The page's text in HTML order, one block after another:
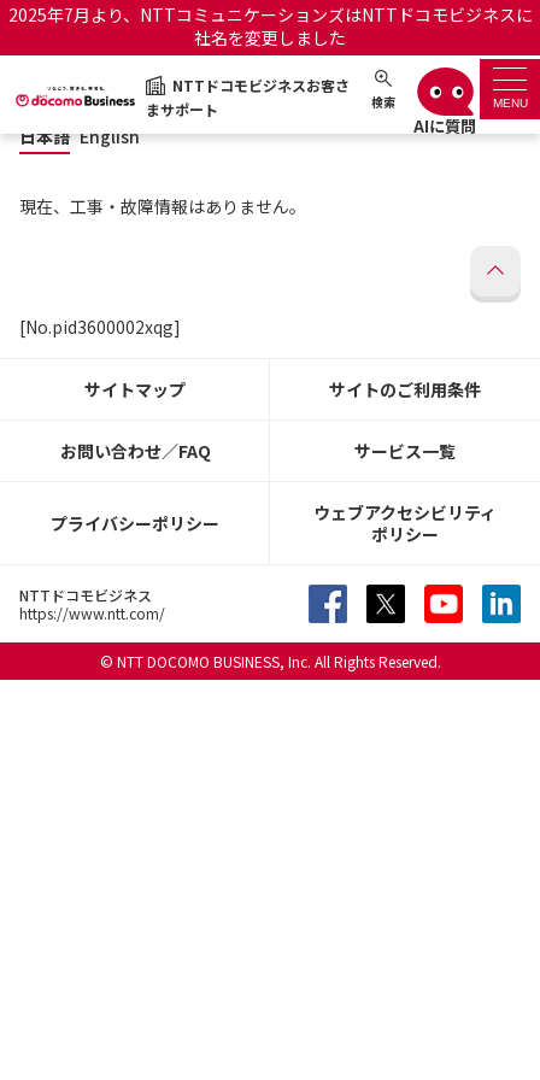
2025年7月より、NTTコミュニケーションズはNTTドコモビジネスに
社名を変更しました
NTTドコモビジネスお客さ
まサポート
検索 MENU
NTTドコモビジネスお客さまサポート 日本語 English
サポートトップ
サービス名から探す
日本語 English
現在、工事・故障情報はありません。
[No.pid3600002xqg]
サイトマップ サイトのご利用条件
お問い合わせ／FAQ サービス一覧
プライバシーポリシー
ウェブアクセシビリティ
ポリシー
NTTドコモビジネス
https://www.ntt.com/
© NTT DOCOMO BUSINESS, Inc. All Rights Reserved.